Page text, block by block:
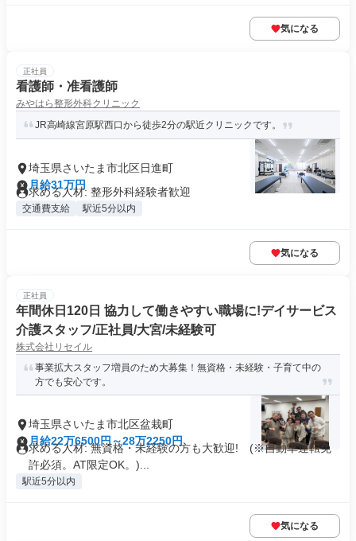
気になる
正社員
看護師・准看護師
みやはら整形外科クリニック
JR高崎線宮原駅西口から徒歩2分の駅近クリニックです。
埼玉県さいたま市北区日進町
月給31万円
求める人材: 整形外科経験者歓迎
交通費支給 駅近5分以内
気になる
正社員
年間休日120日 協力して働きやすい職場に!デイサービス
介護スタッフ/正社員/大宮/未経験可
株式会社リセイル
事業拡大スタッフ増員のため大募集！無資格・未経験・子育て中の
方でも安心です。
埼玉県さいたま市北区盆栽町
月給22万6500円～28万2250円
求める人材: 無資格・未経験の方も大歓迎! (※自動車運転免
許必須。AT限定OK。)...
駅近5分以内
気になる